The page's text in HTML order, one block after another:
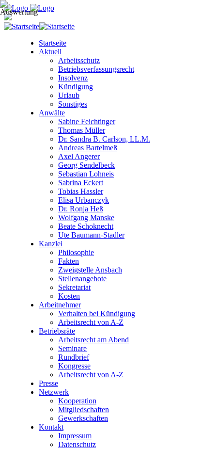
Startseite
Aktuell
Arbeitsschutz
Betriebsverfassungsrecht
Insolvenz
Kündigung
Urlaub
Sonstiges
Anwälte
Sabine Feichtinger
Thomas Müller
Dr. Sandra B. Carlson, LL.M.
Andreas Bartelmeß
Axel Angerer
Georg Sendelbeck
Sebastian Lohneis
Sabrina Eckert
Tobias Hassler
Elisa Urbanczyk
Dr. Ronja Heß
Wolfgang Manske
Beate Schoknecht
Ute Baumann-Stadler
Kanzlei
Philosophie
Fakten
Zweigstelle Ansbach
Stellenangebote
Sekretariat
Kosten
Arbeitnehmer
Verhalten bei Kündigung
Arbeitsrecht von A-Z
Betriebsräte
Arbeitsrecht am Abend
Seminare
Rundbrief
Kongresse
Arbeitsrecht von A-Z
Presse
Netzwerk
Kooperation
Mitgliedschaften
Gewerkschaften
Kontakt
Impressum
Datenschutz